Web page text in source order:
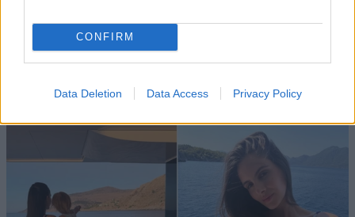
CONFIRM
Data Deletion Data Access Privacy Policy
ΕΛΛΑΔΑ54 λ. πριν
Μυστήριο 3.500 ετών στη Σαντορίνη: Ο έφηβος
που δεν πρόλαβε να ξεφύγει από το τσουνάμι,
καταστροφής